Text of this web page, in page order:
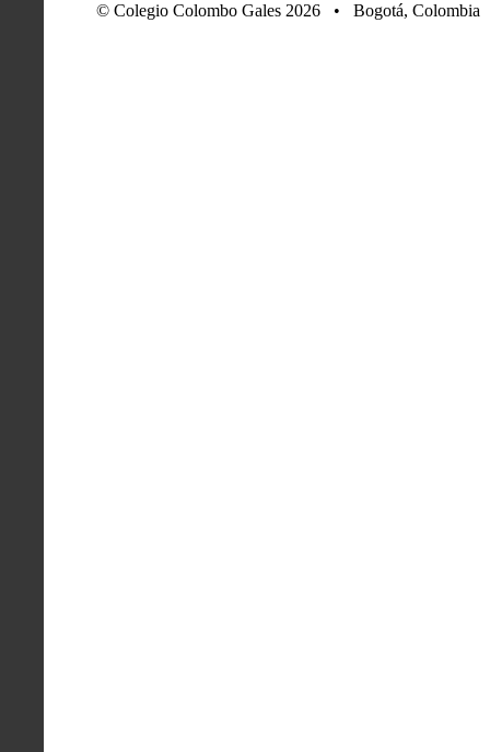
© Colegio Colombo Gales 2026 • Bogotá, Colombia